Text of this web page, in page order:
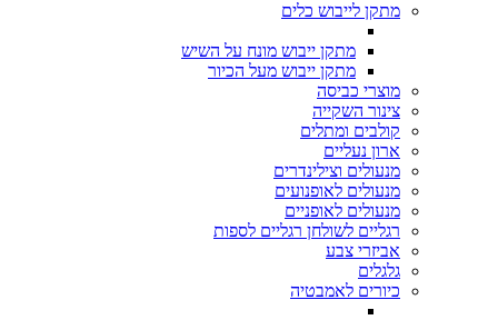
מתקן לייבוש כלים
מתקן ייבוש מונח על השיש
מתקן ייבוש מעל הכיור
מוצרי כביסה
צינור השקייה
קולבים ומתלים
ארון נעליים
מנעולים וצילינדרים
מנעולים לאופנועים
מנעולים לאופניים
רגליים לשולחן רגליים לספות
אביזרי צבע
גלגלים
כיורים לאמבטיה